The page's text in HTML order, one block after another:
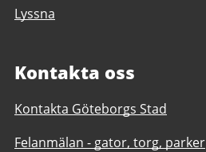
Lyssna
Kontakta oss
Kontakta Göteborgs Stad
Felanmälan - gator, torg, parker